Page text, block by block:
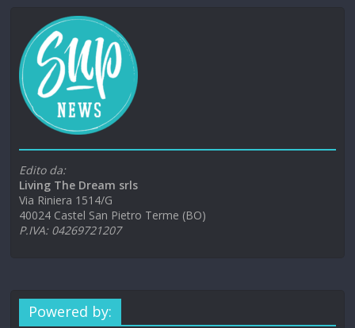
Edito da:
Living The Dream srls
Via Riniera 1514/G
40024 Castel San Pietro Terme (BO)
P.IVA: 04269721207
Powered by: